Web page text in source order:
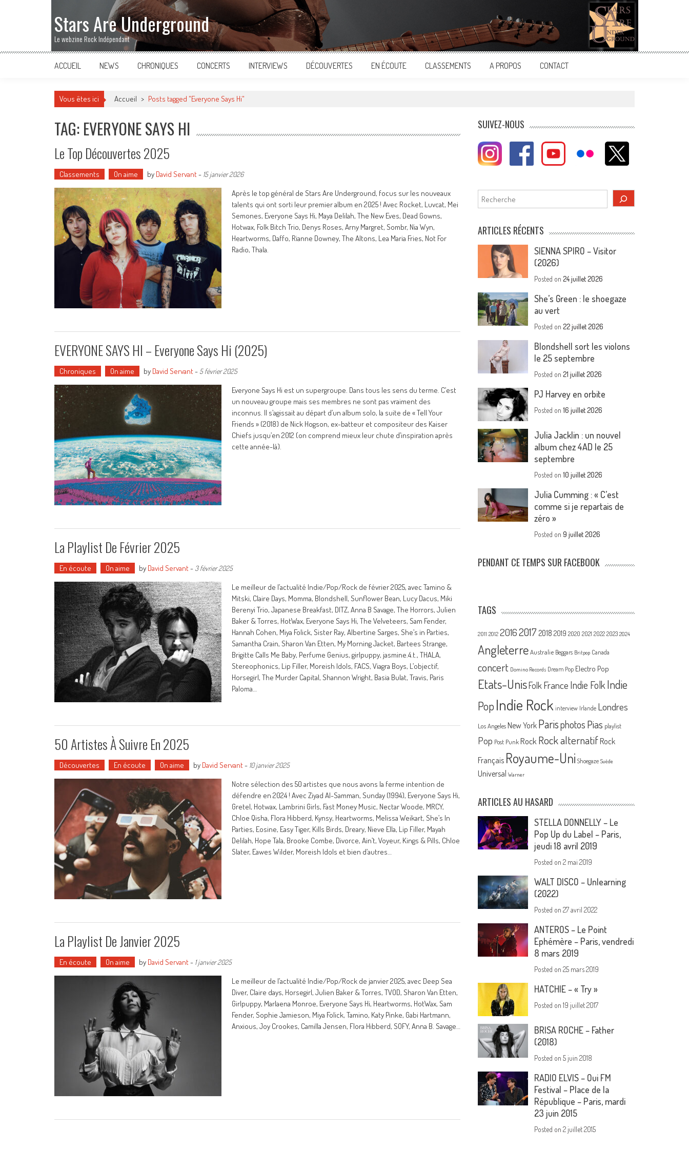
Stars Are Underground
Le webzine Rock Indépendant
ACCUEIL NEWS CHRONIQUES CONCERTS INTERVIEWS DÉCOUVERTES EN ÉCOUTE CLASSEMENTS A PROPOS CONTACT
Vous êtes ici Accueil > Posts tagged "Everyone Says Hi"
TAG: EVERYONE SAYS HI
Le Top Découvertes 2025
Classements On aime by David Servant- 15 janvier 2026
Après le top général de Stars Are Underground, focus sur les nouveaux
talents qui ont sorti leur premier album en 2025 ! Avec Rocket, Luvcat, Mei
Semones, Everyone Says Hi, Maya Delilah, The New Eves, Dead Gowns,
Hotwax, Folk Bitch Trio, Denys Roses, Arny Margret, Sombr, Nia Wyn,
Heartworms, Daffo, Rianne Downey, The Altons, Lea Maria Fries, Not For
Radio, Thala.
EVERYONE SAYS HI – Everyone Says Hi (2025)
Chroniques On aime by David Servant- 5 février 2025
Everyone Says Hi est un supergroupe. Dans tous les sens du terme. C’est
un nouveau groupe mais ses membres ne sont pas vraiment des
inconnus. Il s’agissait au départ d’un album solo, la suite de « Tell Your
Friends » (2018) de Nick Hogson, ex-batteur et compositeur des Kaiser
Chiefs jusqu’en 2012 (on comprend mieux leur chute d’inspiration après
cette année-là).
La Playlist De Février 2025
En écoute On aime by David Servant- 3 février 2025
Le meilleur de l’actualité Indie/Pop/Rock de février 2025, avec Tamino &
Mitski, Claire Days, Momma, Blondshell, Sunflower Bean, Lucy Dacus, Miki
Berenyi Trio, Japanese Breakfast, DITZ, Anna B Savage, The Horrors, Julien
Baker & Torres, HotWax, Everyone Says Hi, The Velveteers, Sam Fender,
Hannah Cohen, Miya Folick, Sister Ray, Albertine Sarges, She’s in Parties,
Samantha Crain, Sharon Van Etten, My Morning Jacket, Bartees Strange,
Brigitte Calls Me Baby, Perfume Genius, girlpuppy, jasmine.4.t., THALA,
Stereophonics, Lip Filler, Moreish Idols, FACS, Viagra Boys, L’objectif,
Horsegirl, The Murder Capital, Shannon Wright, Basia Bulat, Travis, Paris
Paloma…
50 Artistes À Suivre En 2025
Découvertes En écoute On aime by David Servant- 10 janvier 2025
Notre sélection des 50 artistes que nous avons la ferme intention de
défendre en 2024 ! Avec Ziyad Al-Samman, Sunday (1994), Everyone Says Hi,
Gretel, Hotwax, Lambrini Girls, Fast Money Music, Nectar Woode, MRCY,
Chloe Qisha, Flora Hibberd, Kynsy, Heartworms, Melissa Weikart, She’s In
Parties, Eosine, Easy Tiger, Kills Birds, Dreary, Nieve Ella, Lip Filler, Mayah
Delilah, Hope Tala, Brooke Combe, Divorce, Ain’t, Voyeur, Kings & Pills, Chloe
Slater, Eawes Wilder, Moreish Idols et bien d’autres…
La Playlist De Janvier 2025
En écoute On aime by David Servant- 1 janvier 2025
Le meilleur de l’actualité Indie/Pop/Rock de janvier 2025, avec Deep Sea
Diver, Claire days, Horsegirl, Julien Baker & Torres, TVOD, Sharon Van Etten,
Girlpuppy, Marlaena Monroe, Everyone Says Hi, Heartworms, HotWax, Sam
Fender, Sophie Jamieson, Miya Folick, Tamino, Katy Pinke, Gabi Hartmann,
Anxious, Joy Crookes, Camilla Jensen, Flora Hibberd, SOFY, Anna B. Savage…
SUIVEZ-NOUS
Rechercher
ARTICLES RÉCENTS
SIENNA SPIRO – Visitor
(2026)
Posted on24 juillet 2026
She’s Green : le shoegaze
au vert
Posted on22 juillet 2026
Blondshell sort les violons
le 25 septembre
Posted on21 juillet 2026
PJ Harvey en orbite
Posted on16 juillet 2026
Julia Jacklin : un nouvel
album chez 4AD le 25
septembre
Posted on10 juillet 2026
Julia Cumming : « C’est
comme si je repartais de
zéro »
Posted on9 juillet 2026
PENDANT CE TEMPS SUR FACEBOOK
TAGS
2011 2012 20162017 2018 2019 2020 2021 2022 2023 2024
Angleterre Australie Beggars Britpop Canada
concert Domino Records Dream Pop Electro Pop
Etats-UnisFolk France Indie FolkIndie
PopIndie Rock interview Irlande Londres
Los Angeles New York Parisphotos Pias playlist
Pop Post Punk Rock Rock alternatif Rock
Français Royaume-Uni Shoegaze Suède
Universal Warner
ARTICLES AU HASARD
STELLA DONNELLY – Le
Pop Up du Label – Paris,
jeudi 18 avril 2019
Posted on2 mai 2019
WALT DISCO – Unlearning
(2022)
Posted on27 avril 2022
ANTEROS – Le Point
Ephémère – Paris, vendredi
8 mars 2019
Posted on25 mars 2019
HATCHIE – « Try »
Posted on19 juillet 2017
BRISA ROCHE – Father
(2018)
Posted on5 juin 2018
RADIO ELVIS – Oui FM
Festival – Place de la
République – Paris, mardi
23 juin 2015
Posted on2 juillet 2015